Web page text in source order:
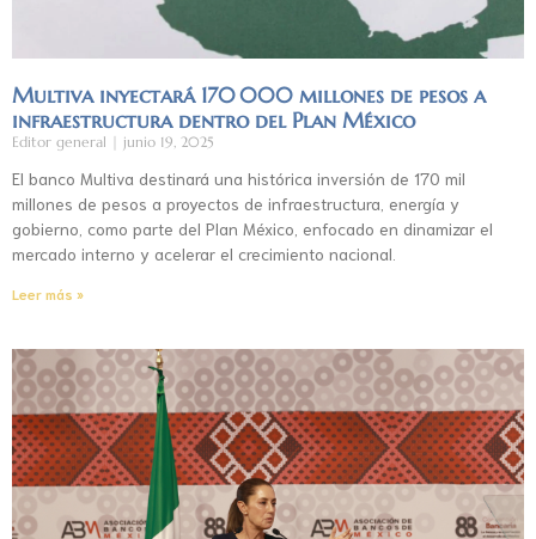
Multiva inyectará 170 000 millones de pesos a
infraestructura dentro del Plan México
Editor general junio 19, 2025
El banco Multiva destinará una histórica inversión de 170 mil
millones de pesos a proyectos de infraestructura, energía y
gobierno, como parte del Plan México, enfocado en dinamizar el
mercado interno y acelerar el crecimiento nacional.
Leer más »